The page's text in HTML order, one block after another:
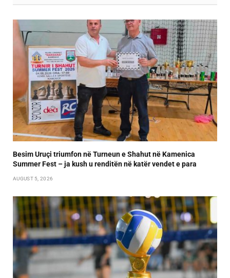
Besim Uruçi triumfon në Turneun e Shahut në Kamenica
Summer Fest – ja kush u renditën në katër vendet e para
AUGUST 5, 2026